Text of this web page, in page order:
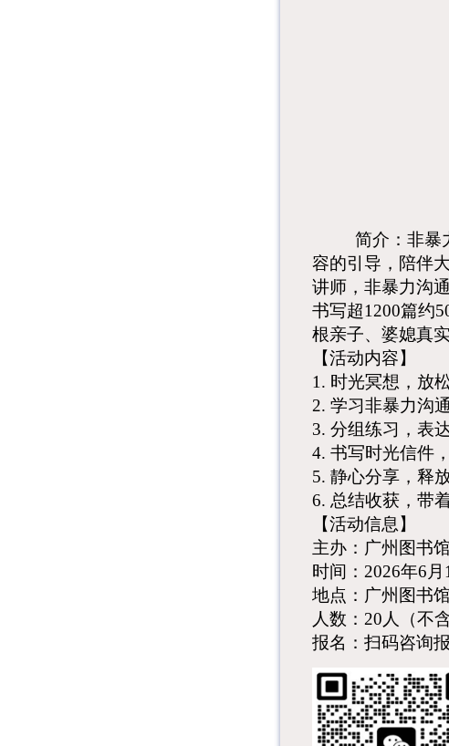
简介： 非暴
容的引导，陪伴
讲师，非暴力沟
书写超1200篇约
根亲子、婆媳真
【活动内容】
1. 时光冥想，放
2. 学习非暴力沟
3. 分组练习，表
4. 书写时光信件
5. 静心分享，释
6. 总结收获，带
【活动信息 】
主办 ： 广州图书馆
时间 ： 2026年6 月
地点 ： 广州图书
人数 ： 20人（不
报名 ： 扫码咨询